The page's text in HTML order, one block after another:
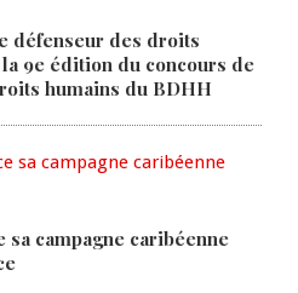
défenseur des droits
9e édition du concours de
humains du BDHH
sa campagne caribéenne